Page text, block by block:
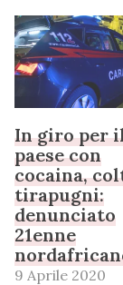
In giro per
paese con
cocaina,
tirapugni:
denunciato
21enne
9 Aprile 2020